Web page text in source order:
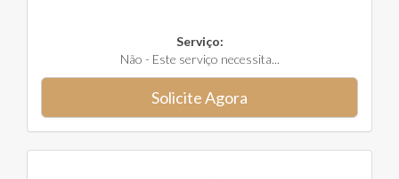
Serviço:
Não - Este serviço necessita...
Solicite Agora